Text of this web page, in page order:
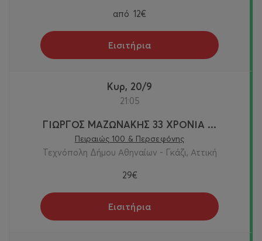
από 12€
Εισιτήρια
Κυρ, 20/9
21:05
ΓΙΩΡΓΟΣ ΜΑΖΩΝΑΚΗΣ 33 ΧΡΟΝΙΑ ...
Πειραιώς 100 & Περσεφόνης
Τεχνόπολη Δήμου Αθηναίων - Γκάζι, Αττική
29€
Εισιτήρια